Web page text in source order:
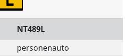
NT489L
personenauto